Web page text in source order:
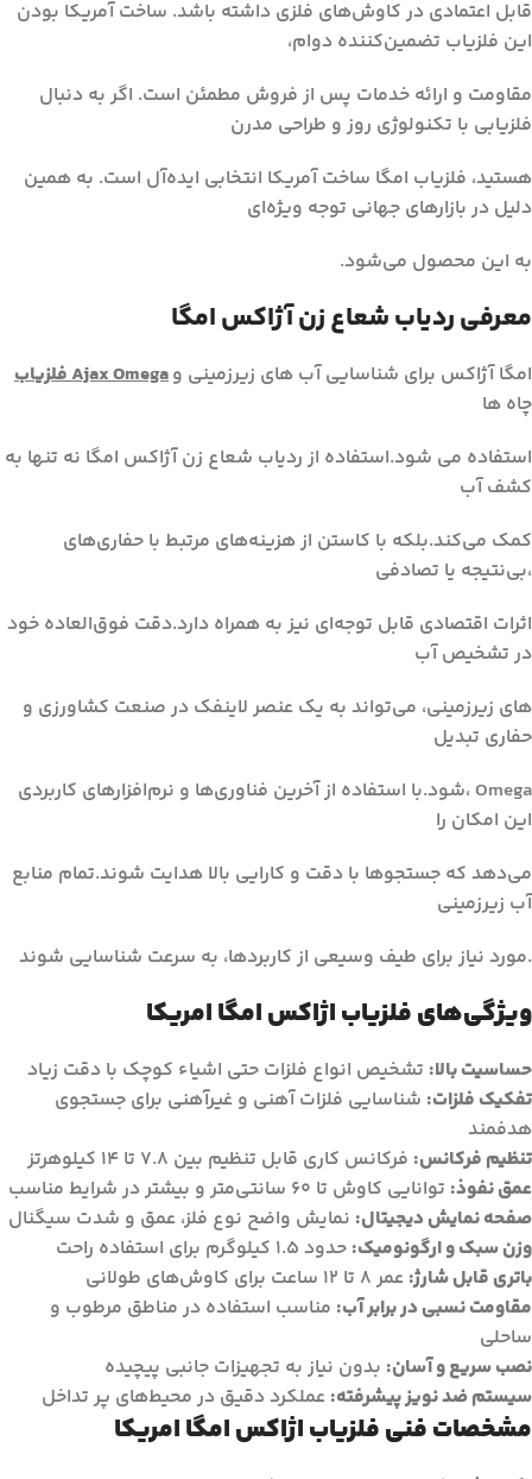
قابل اعتمادی در کاوش‌های فلزی داشته باشد. ساخت آمریکا بودن
این فلزیاب تضمین‌کننده دوام،
مقاومت و ارائه خدمات پس از فروش مطمئن است. اگر به دنبال
فلزیابی با تکنولوژی روز و طراحی مدرن
هستید، فلزیاب امگا ساخت آمریکا انتخابی ایده‌آل است. به همین
دلیل در بازارهای جهانی توجه ویژه‌ای
به این محصول می‌شود.
معرفی ردیاب شعاع زن آژاکس امگا
فلزیاب Ajax Omega
چاه ها
استفاده می شود.استفاده از ردیاب شعاع زن آژاکس امگا نه تنها به
کشف آب
کمک می‌کند.بلکه با کاستن از هزینه‌های مرتبط با حفاری‌های
بی‌نتیجه یا تصادفی،
اثرات اقتصادی قابل توجه‌ای نیز به همراه دارد.دقت فوق‌العاده خود
های زیرزمینی، می‌تواند به یک عنصر لاینفک در صنعت کشاورزی و
حفاری تبدیل
شود.با استفاده از آخرین فناوری‌ها و نرم‌افزارهای کاربردی، Omega
این امکان را
می‌دهد که جستجوها با دقت و کارایی بالا هدایت شوند.تمام منابع
آب زیرزمینی
مورد نیاز برای طیف وسیعی از کاربردها، به سرعت شناسایی شوند.
ویژگی‌های فلزیاب اژاکس امگا امریکا
حساسیت بالا: تشخیص انواع فلزات حتی اشیاء کوچک با دقت زیاد
تفکیک فلزات: شناسایی فلزات آهنی و غیرآهنی برای جستجوی
هدفمند
تنظیم فرکانس: فرکانس کاری قابل تنظیم بین 7.8 تا 14 کیلوهرتز
عمق نفوذ: توانایی کاوش تا 60 سانتی‌متر و بیشتر در شرایط مناسب
صفحه نمایش دیجیتال: نمایش واضح نوع فلز، عمق و شدت سیگنال
وزن سبک و ارگونومیک: حدود 1.5 کیلوگرم برای استفاده راحت
باتری قابل شارژ: عمر 8 تا 12 ساعت برای کاوش‌های طولانی
مقاومت نسبی در برابر آب: مناسب استفاده در مناطق مرطوب و
ساحلی
نصب سریع و آسان: بدون نیاز به تجهیزات جانبی پیچیده
سیستم ضد نویز پیشرفته: عملکرد دقیق در محیط‌های پر تداخل
مشخصات فنی فلزیاب اژاکس امگا امریکا